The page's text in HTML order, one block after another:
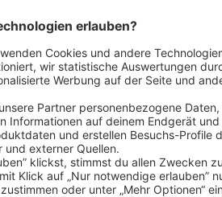
wir.
im Voraus.
dir nach 3 Jahren bei
die Vermittlung von